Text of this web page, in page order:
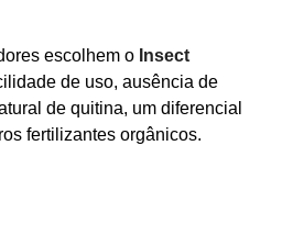
escolhem o Insect
de uso, ausência de
de quitina, um diferencial
fertilizantes orgânicos.